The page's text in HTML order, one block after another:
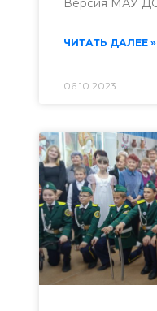
Версия МАУ
ЧИТАТЬ ДАЛЕЕ »
06.10.2023